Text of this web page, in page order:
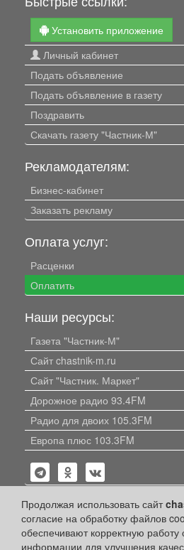
Продолжая использовать сайт
согласие на обработку файлов
обеспечивают корректную работу
информации для улучшения
Установить приложение
Личный кабинет
Подать объявление
Подать объявление в газету
Поздравить
Скачать газету "Частник-М"
Рекламодателям:
Бизнес-кабинет
Заказать рекламу
Оплата услуг:
Расценки
Оплатить
Наши ресурсы:
Газета "Частник-М"
Сайт chastnik-m.ru
Сайт "Частник. Маркет"
Дорожное радио 93.4FM
Радио для двоих 105.3FM
Европа плюс 103.3FM
Политика конфиденциальности